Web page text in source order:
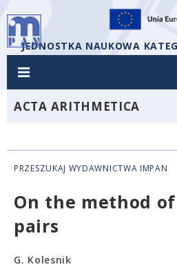
JEDNOSTKA NAUKOWA
ACTA ARITHMETICA
PRZESZUKAJ WYDAWNICTWA IMPAN
On the method
pairs
G. Kolesnik